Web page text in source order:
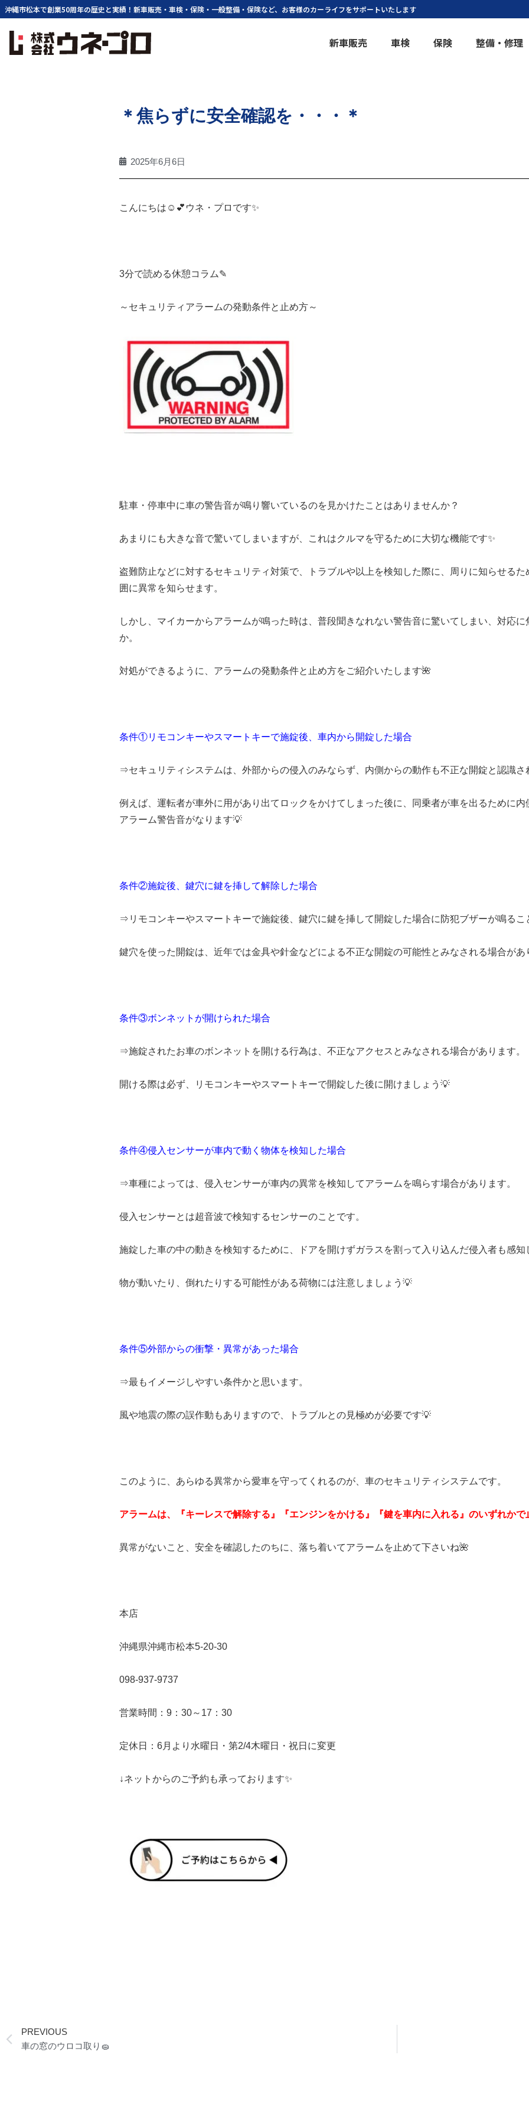
内
容
沖縄市松本で創業50周年の歴史と実績！新車販売・車検・保険・一般整備・保険など、お客様のカーライフをサポートいたします
新車販売 車検 保険 整備・修理
＊焦らずに安全確認を・・・＊
2025年6月6日
こんにちは☺💕ウネ・プロです✨
3分で読める休憩コラム✎
～セキュリティアラームの発動条件と止め方～
駐車・停車中に車の警告音が鳴り響いているのを見かけたことはありませんか？
あまりにも大きな音で驚いてしまいますが、これはクルマを守るために大切な機能です✨
盗難防止などに対するセキュリティ対策で、トラブルや以上を検知した際に、周りに知らせる
囲に異常を知らせます。
しかし、マイカーからアラームが鳴った時は、普段聞きなれない警告音に驚いてしまい、対応
か。
対処ができるように、アラームの発動条件と止め方をご紹介いたします🌺
条件①リモコンキーやスマートキーで施錠後、車内から開錠した場合
⇒セキュリティシステムは、外部からの侵入のみならず、内側からの動作も不正な開錠と認識さ
例えば、運転者が車外に用があり出てロックをかけてしまった後に、同乗者が車を出るために
アラーム警告音がなります💡
条件②施錠後、鍵穴に鍵を挿して解除した場合
⇒リモコンキーやスマートキーで施錠後、鍵穴に鍵を挿して開錠した場合に防犯ブザーが鳴るこ
鍵穴を使った開錠は、近年では金具や針金などによる不正な開錠の可能性とみなされる場合があ
条件③ボンネットが開けられた場合
⇒施錠されたお車のボンネットを開ける行為は、不正なアクセスとみなされる場合があります。
開ける際は必ず、リモコンキーやスマートキーで開錠した後に開けましょう💡
条件④侵入センサーが車内で動く物体を検知した場合
⇒車種によっては、侵入センサーが車内の異常を検知してアラームを鳴らす場合があります。
侵入センサーとは超音波で検知するセンサーのことです。
施錠した車の中の動きを検知するために、ドアを開けずガラスを割って入り込んだ侵入者も感知
物が動いたり、倒れたりする可能性がある荷物には注意しましょう💡
条件⑤外部からの衝撃・異常があった場合
⇒最もイメージしやすい条件かと思います。
風や地震の際の誤作動もありますので、トラブルとの見極めが必要です💡
このように、あらゆる異常から愛車を守ってくれるのが、車のセキュリティシステムです。
アラームは、『キーレスで解除する』『エンジンをかける』『鍵を車内に入れる』のいずれかで
異常がないこと、安全を確認したのちに、落ち着いてアラームを止めて下さいね🌺
本店
沖縄県沖縄市松本5-20-30
098-937-9737
営業時間：9：30～17：30
定休日：6月より水曜日・第2/4木曜日・祝日に変更
↓ネットからのご予約も承っております✨
Prev
PREVIOUS
車の窓のウロコ取り🧽